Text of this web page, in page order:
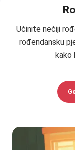
Učinite nečiji
rođendansku
kako